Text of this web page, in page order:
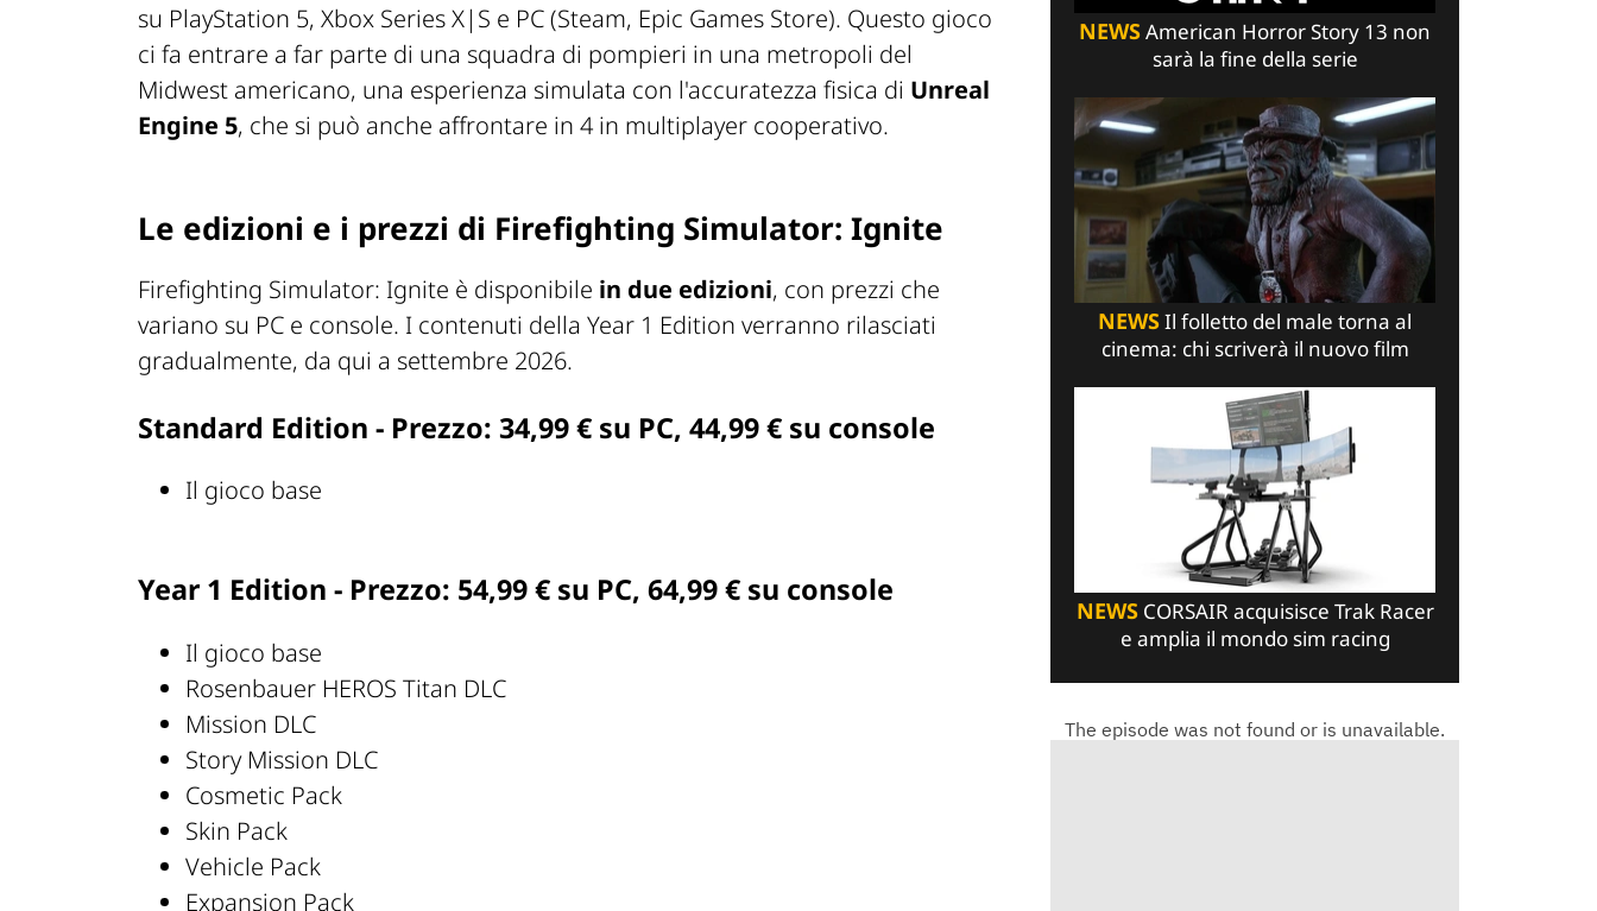
su PlayStation 5, Xbox Series X|S e PC (Steam, Epic Games Store). Questo gioco
ci fa entrare a far parte di una squadra di pompieri in una metropoli del
Midwest americano, una esperienza simulata con l'accuratezza fisica di Unreal
Engine 5, che si può anche affrontare in 4 in multiplayer cooperativo.
Le edizioni e i prezzi di Firefighting Simulator: Ignite
Firefighting Simulator: Ignite è disponibile in due edizioni, con prezzi che
variano su PC e console. I contenuti della Year 1 Edition verranno rilasciati
gradualmente, da qui a settembre 2026.
Standard Edition - Prezzo: 34,99 € su PC, 44,99 € su console
Il gioco base
Year 1 Edition - Prezzo: 54,99 € su PC, 64,99 € su console
Il gioco base
Rosenbauer HEROS Titan DLC
Mission DLC
Story Mission DLC
Cosmetic Pack
Skin Pack
Vehicle Pack
Expansion Pack
NEWSAmerican Horror Story 13 non
sarà la fine della serie
NEWSIl folletto del male torna al
cinema: chi scriverà il nuovo film
NEWSCORSAIR acquisisce Trak Racer
e amplia il mondo sim racing